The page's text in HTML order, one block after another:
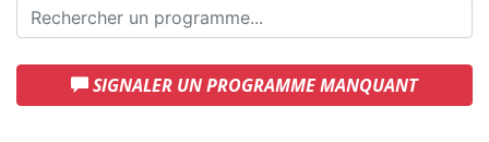
SIGNALER UN PROGRAMME MANQUANT